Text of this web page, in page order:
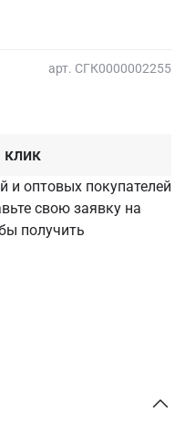
арт. СГК0000002255
клик
и оптовых покупателей
свою заявку на
получить